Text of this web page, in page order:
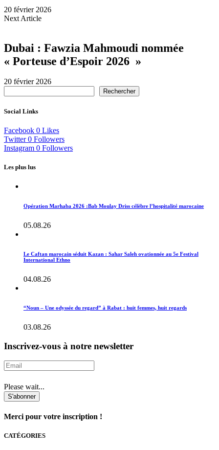
20 février 2026
Next Article
Dubai : Fawzia Mahmoudi nommée
« Porteuse d’Espoir 2026 »
20 février 2026
Rechercher
Social Links
Facebook 0 Likes
Twitter 0 Followers
Instagram 0 Followers
Les plus lus
Opération Marhaba 2026 :Bab Moulay Driss célèbre l’hospitalité marocaine
05.08.26
Le Caftan marocain séduit Kazan : Sahar Saleh ovationnée au 5e Festival
International Ethno
04.08.26
“Noun – Une odyssée du regard” à Rabat : huit femmes, huit regards
03.08.26
Inscrivez-vous à notre newsletter
Please wait...
S'abonner
Merci pour votre inscription !
CATÉGORIES